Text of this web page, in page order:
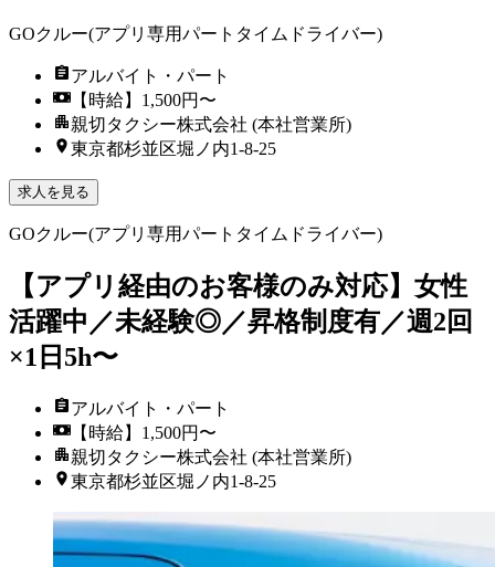
GOクルー(アプリ専用パートタイムドライバー)
アルバイト・パート
【時給】1,500円〜
親切タクシー株式会社 (本社営業所)
東京都杉並区堀ノ内1-8-25
求人を見る
GOクルー(アプリ専用パートタイムドライバー)
【アプリ経由のお客様のみ対応】女性
活躍中／未経験◎／昇格制度有／週2回
×1日5h〜
アルバイト・パート
【時給】1,500円〜
親切タクシー株式会社 (本社営業所)
東京都杉並区堀ノ内1-8-25